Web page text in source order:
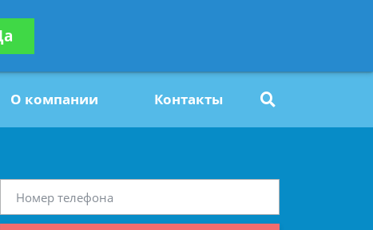
О компании Контакты